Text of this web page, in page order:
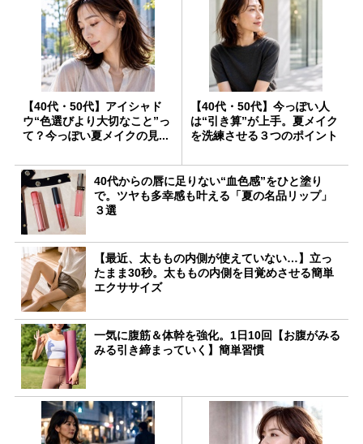
【40代・50代】アイシャド
ウ“色選びより大切なこと”っ
て？今っぽい夏メイクの見...
【40代・50代】今っぽい人
は“引き算”が上手。夏メイク
を洗練させる３つのポイント
40代からの唇に足りない“血色感”をひと塗り
で。ツヤも多幸感も叶える「夏の名品リップ」
３選
【最近、太ももの内側が使えていない…】立っ
たまま30秒。太ももの内側を目覚めさせる簡単
エクササイズ
一気に腹筋＆体幹を強化。1日10回【お腹がみる
みる引き締まっていく】簡単習慣